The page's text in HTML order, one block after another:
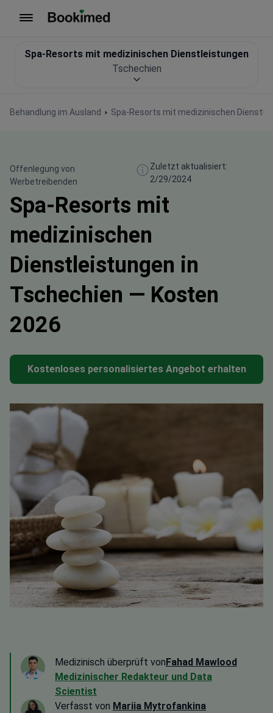
Behandlung im Ausland Spa-Resorts mit medizinischen
Spa-Resorts mit medizinischen Dienstleistungen
Tschechien
Offenlegung von
Werbetreibenden
Zuletzt aktualisiert:
2/29/2024
Spa-Resorts mit
medizinischen
Dienstleistungen in
Tschechien — Kosten
2026
Kostenloses personalisiertes Angebot erhalten
Medizinisch überprüft vonFahad Mawlood
Medizinischer Redakteur und Data
Scientist
Verfasst von Mariia Mytrofankina